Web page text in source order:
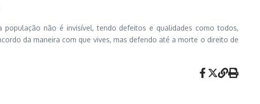
não é invisível, tendo defeitos e qualidades como todos,
da maneira com que vives, mas defendo até a morte o direito de